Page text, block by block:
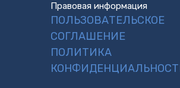
Правовая информация
ПОЛЬЗОВАТЕЛЬСКОЕ
СОГЛАШЕНИЕ
ПОЛИТИКА